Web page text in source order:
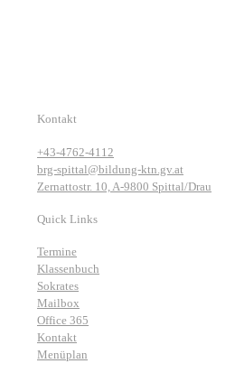
Kontakt
+43-4762-4112
brg-spittal@bildung-ktn.gv.at
Zernattostr. 10, A-9800 Spittal/Drau
Quick Links
Termine
Klassenbuch
Sokrates
Mailbox
Office 365
Kontakt
Menüplan